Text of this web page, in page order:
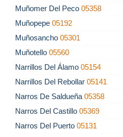
Muñomer Del Peco 05358
Muñopepe 05192
Muñosancho 05301
Muñotello 05560
Narrillos Del Álamo 05154
Narrillos Del Rebollar 05141
Narros De Saldueña 05358
Narros Del Castillo 05369
Narros Del Puerto 05131